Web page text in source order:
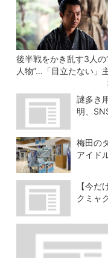
後半戦をかき乱す3人の
人物”…「目立たない」
公・仲野太賀も、モブ
→覚醒へ【豊臣兄弟】
謎多き
明、
梅田の
アイド
【今
クミャ